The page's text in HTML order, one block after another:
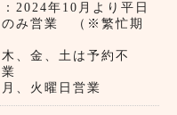
2024年10月より平日
のみ営業 （※繁忙期
、金、土は予約不
業
曜日営業